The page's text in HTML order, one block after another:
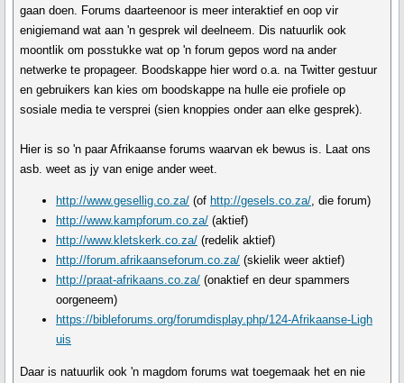
gaan doen. Forums daarteenoor is meer interaktief en oop vir
enigiemand wat aan 'n gesprek wil deelneem. Dis natuurlik ook
moontlik om posstukke wat op 'n forum gepos word na ander
netwerke te propageer. Boodskappe hier word o.a. na Twitter gestuur
en gebruikers kan kies om boodskappe na hulle eie profiele op
sosiale media te versprei (sien knoppies onder aan elke gesprek).
Hier is so 'n paar Afrikaanse forums waarvan ek bewus is. Laat ons
asb. weet as jy van enige ander weet.
http://www.gesellig.co.za/ (of http://gesels.co.za/, die forum)
http://www.kampforum.co.za/ (aktief)
http://www.kletskerk.co.za/ (redelik aktief)
http://forum.afrikaanseforum.co.za/ (skielik weer aktief)
http://praat-afrikaans.co.za/ (onaktief en deur spammers
oorgeneem)
https://bibleforums.org/forumdisplay.php/124-Afrikaanse-Ligh
uis
Daar is natuurlik ook 'n magdom forums wat toegemaak het en nie